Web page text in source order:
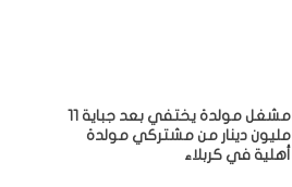
مشغل مولدة يختفي بعد جباية 11
مليون دينار من مشتركي مولدة
أهلية في كربلاء